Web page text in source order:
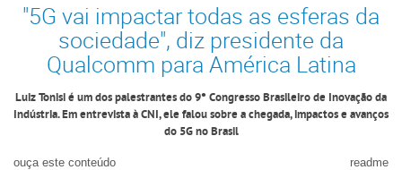
"5G vai impactar todas as esferas da
sociedade", diz presidente da
Qualcomm para América Latina
Luiz Tonisi é um dos palestrantes do 9° Congresso Brasileiro de Inovação da
Indústria. Em entrevista à CNI, ele falou sobre a chegada, impactos e avanços
do 5G no Brasil
ouça este conteúdo readme